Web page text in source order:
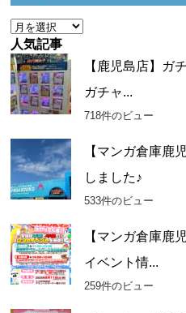
ア
ー
カ
イ
ブ
人気記事
【鹿児島店】ガ
ガチャ...
718件のビュー
【マンガ倉庫鹿
しました♪
533件のビュー
【マンガ倉庫鹿
イベント情...
259件のビュー